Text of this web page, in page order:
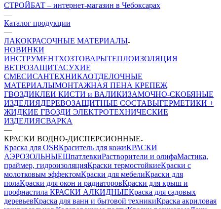
СТРОЙБАТ – интернет-магазин в Чебоксарах
—
Каталог продукции
—
ЛАКОКРАСОЧНЫЕ МАТЕРИАЛЫ
НОВИНКИ
ИНСТРУМЕНТХОЗТОВАРЫТЕПЛОИЗОЛЯЦИЯ
ВЕТРОЗАЩИТАСУХИЕ
СМЕСИСАНТЕХНИКАОТДЕЛОЧНЫЕ
МАТЕРИАЛЫМОНТАЖНАЯ ПЕНА КРЕПЕЖ
ГВОЗДИКЛЕИ КИСТИ и ВАЛИКИЗАМОЧНО-СКОБЯНЫЕ
ИЗДЕЛИЯДЕРЕВОЗАЩИТНЫЕ СОСТАВЫГЕРМЕТИКИ +
ЖИДКИЕ ГВОЗДИ ЭЛЕКТРОТЕХНИЧЕСКИЕ
ИЗДЕЛИЯСВАРКА
—
КРАСКИ ВОДНО-ДИСПЕРСИОННЫЕ
Краска для OSBКраситель для кожиКРАСКИ
АЭРОЗОЛЬНЫЕШпатлевкиРастворители и олифаМастика,
праймер, гидроизоляцияКраски термостойкиеКраски с
молотковым эффектомКраски для мебелиКраски для
полаКраски для окон и радиаторовКраски для крыш и
профнастила КРАСКИ АЛКИДНЫЕКраска для садовых
деревьевКраска для ванн и бытовой техникиКраска акриловая